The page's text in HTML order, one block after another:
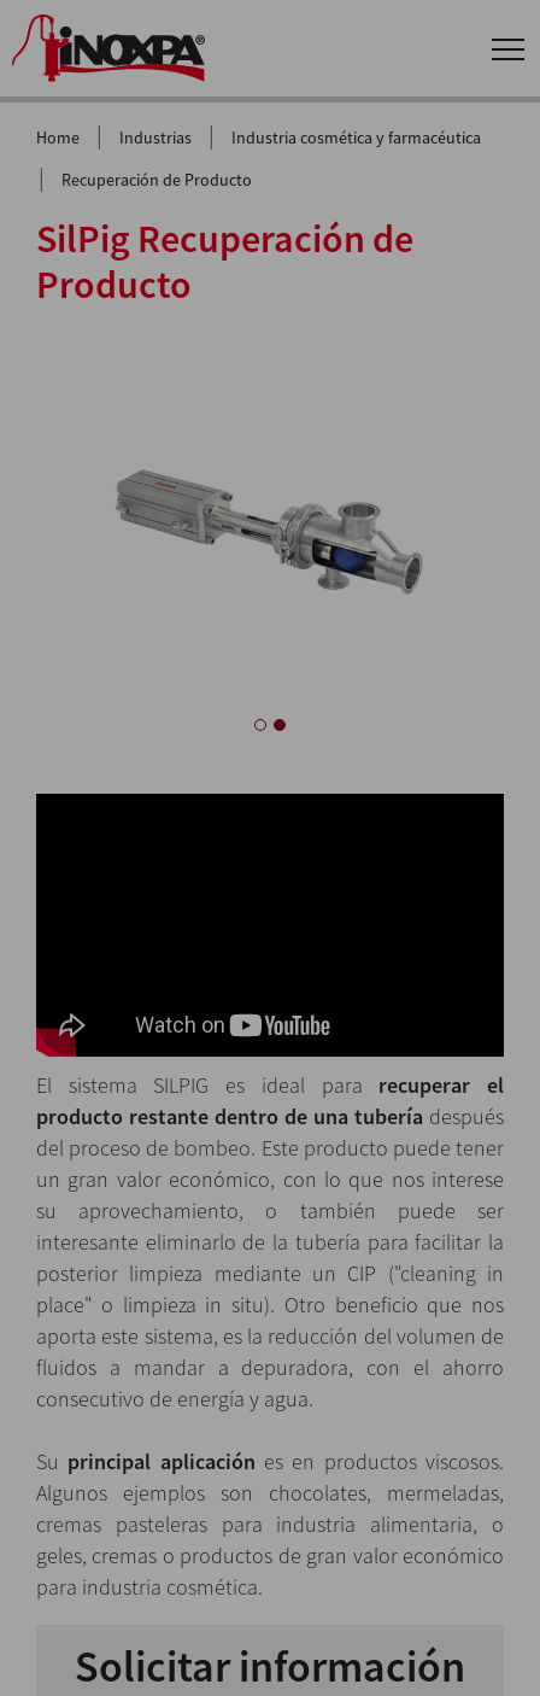
Home | Industrias | Industria cosmética y farmacéutica
| Recuperación de Producto
SilPig Recuperación de
Producto
El sistema SILPIG es ideal para recuperar el
producto restante dentro de una tubería después
del proceso de bombeo. Este producto puede tener
un gran valor económico, con lo que nos interese
su aprovechamiento, o también puede ser
interesante eliminarlo de la tubería para facilitar la
posterior limpieza mediante un CIP ("cleaning in
place" o limpieza in situ). Otro beneficio que nos
aporta este sistema, es la reducción del volumen de
fluidos a mandar a depuradora, con el ahorro
consecutivo de energía y agua.
Su principal aplicación es en productos viscosos.
Algunos ejemplos son chocolates, mermeladas,
cremas pasteleras para industria alimentaria, o
geles, cremas o productos de gran valor económico
para industria cosmética.
Solicitar información